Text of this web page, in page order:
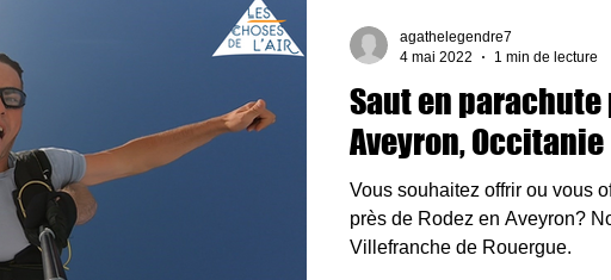
Saut en parachute
Aveyron, Occitanie
Vous souhaitez offrir ou vous
près de Rodez en Aveyron?
Villefranche de Rouergue.
agathelegendre7
4 mai 2022
1 min de lecture